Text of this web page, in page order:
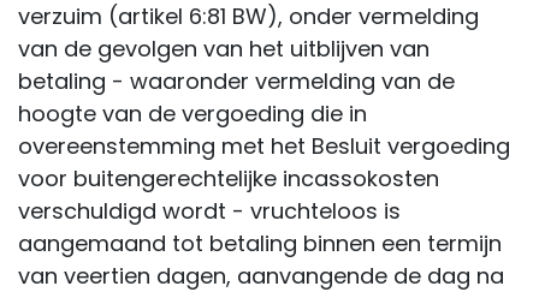
verzuim (artikel 6:81 BW), onder vermelding
van de gevolgen van het uitblijven van
betaling - waaronder vermelding van de
hoogte van de vergoeding die in
overeenstemming met het Besluit vergoeding
voor buitengerechtelijke incassokosten
verschuldigd wordt - vruchteloos is
aangemaand tot betaling binnen een termijn
van veertien dagen, aanvangende de dag na